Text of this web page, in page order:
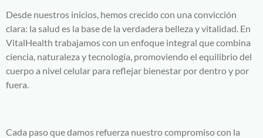
Desde nuestros inicios, hemos crecido con una convicción
clara: la salud es la base de la verdadera belleza y vitalidad. En
VitalHealth trabajamos con un enfoque integral que combina
ciencia, naturaleza y tecnología, promoviendo el equilibrio del
cuerpo a nivel celular para reflejar bienestar por dentro y por
fuera.
Cada paso que damos refuerza nuestro compromiso con la